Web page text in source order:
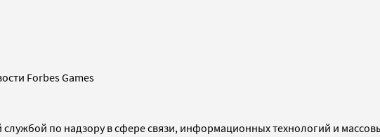
Forbes Games
по надзору в сфере связи, информационных технологий и